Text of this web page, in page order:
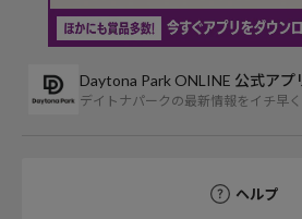
Daytona Park ONLINE 公式アプ
デイトナパークの最新情報をイチ早く
ヘルプ